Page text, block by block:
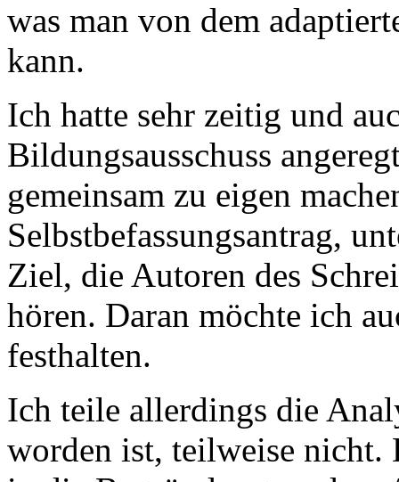
was man von dem
kann.
Ich hatte sehr zeitig und
Bildungsausschuss
gemeinsam zu eigen
Selbstbefassungsantrag,
Ziel, die Autoren des
hören. Daran möchte ich
festhalten.
Ich teile allerdings die
worden ist, teilweise nicht.